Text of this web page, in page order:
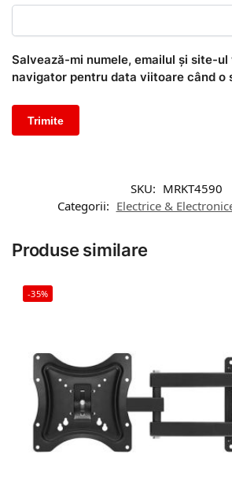
Salvează-mi numele, emailul și site-
navigator pentru data viitoare când o
SKU: MRKT4590
Categorii: Electrice &
Produse similare
-35%